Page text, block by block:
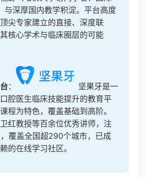
与深厚国内教学积淀。平台高度
尖专家建立的直接、深度联
核心学术与临床圈层的可能
：
坚果牙是一
腔医生临床技能提升的教育平
程为特色，覆盖基础到高阶。
红教授等百余位优秀讲师，注
覆盖全国超290个城市，已成
的在线学习社区。